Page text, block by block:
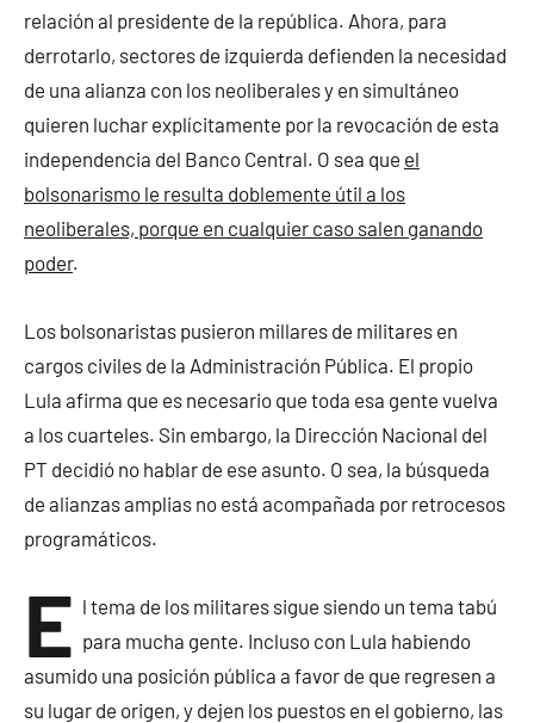
relación al presidente de la república. Ahora, para
derrotarlo, sectores de izquierda defienden la necesidad
de una alianza con los neoliberales y en simultáneo
quieren luchar explícitamente por la revocación de esta
independencia del Banco Central. O sea que el
bolsonarismo le resulta doblemente útil a los
neoliberales, porque en cualquier caso salen ganando
poder.
Los bolsonaristas pusieron millares de militares en
cargos civiles de la Administración Pública. El propio
Lula afirma que es necesario que toda esa gente vuelva
a los cuarteles. Sin embargo, la Dirección Nacional del
PT decidió no hablar de ese asunto. O sea, la búsqueda
de alianzas amplias no está acompañada por retrocesos
programáticos.
E l tema de los militares sigue siendo un tema tabú
para mucha gente. Incluso con Lula habiendo
asumido una posición pública a favor de que regresen a
su lugar de origen, y dejen los puestos en el gobierno, las